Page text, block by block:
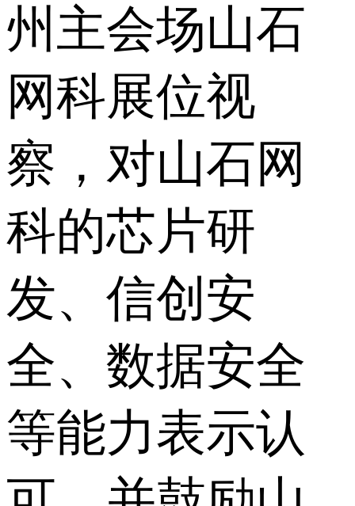
州主会场山石
网科展位视
察，对山石网
科的芯片研
发、信创安
全、数据安全
等能力表示认